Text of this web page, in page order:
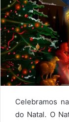
Celebramos
do Natal. O